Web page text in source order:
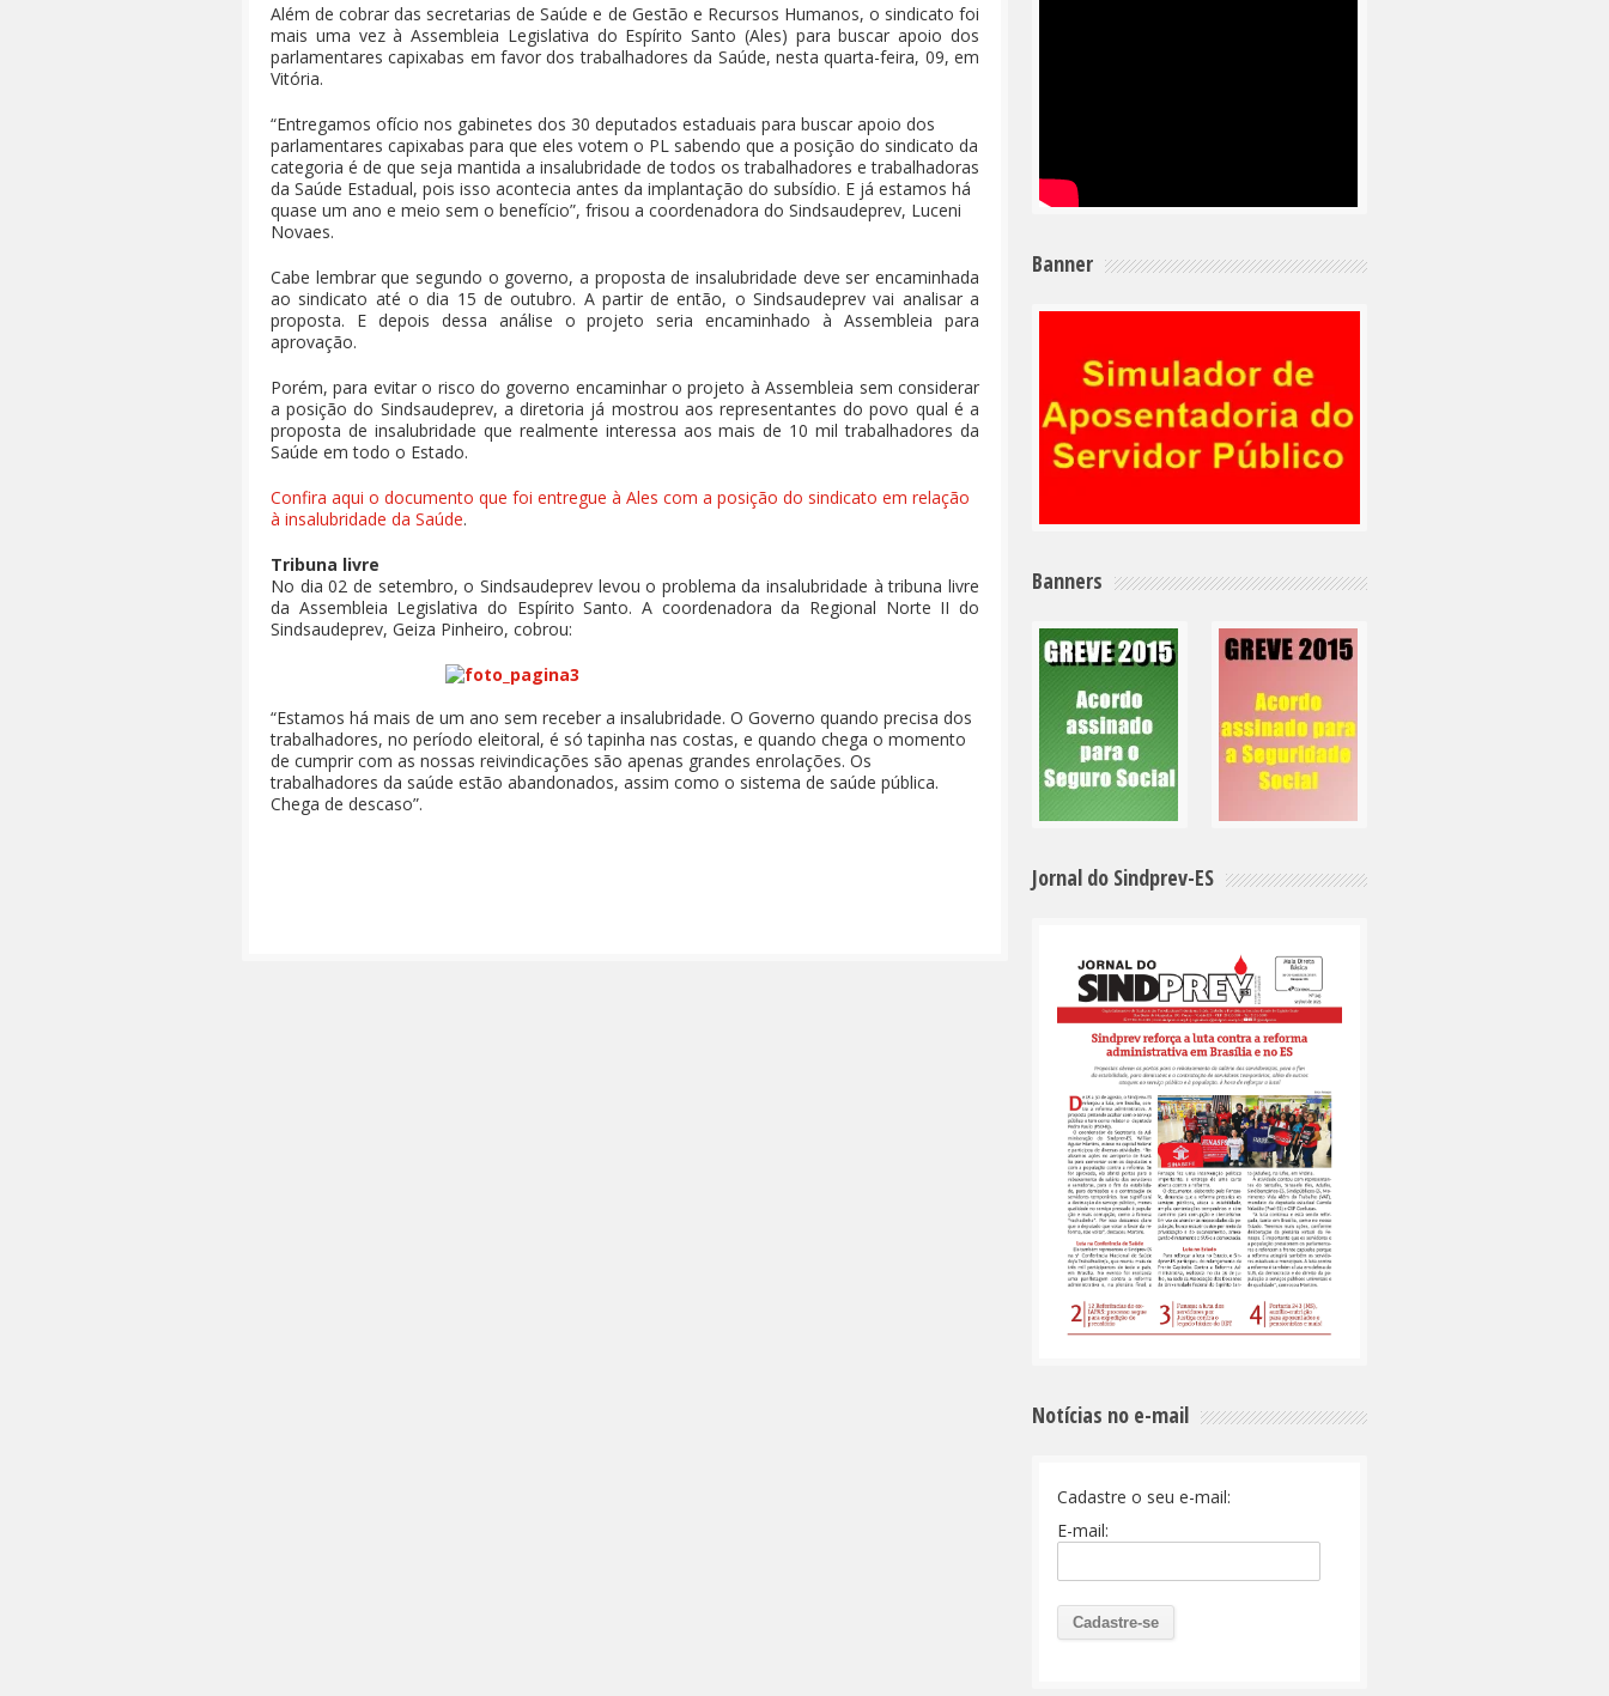
Além de cobrar das secretarias de Saúde e de Gestão e Recursos Humanos, o sindicato foi
mais uma vez à Assembleia Legislativa do Espírito Santo (Ales) para buscar apoio dos
parlamentares capixabas em favor dos trabalhadores da Saúde, nesta quarta-feira, 09, em
Vitória.
“Entregamos ofício nos gabinetes dos 30 deputados estaduais para buscar apoio dos
parlamentares capixabas para que eles votem o PL sabendo que a posição do sindicato da
categoria é de que seja mantida a insalubridade de todos os trabalhadores e trabalhadoras
da Saúde Estadual, pois isso acontecia antes da implantação do subsídio. E já estamos há
quase um ano e meio sem o benefício”, frisou a coordenadora do Sindsaudeprev, Luceni
Novaes.
Cabe lembrar que segundo o governo, a proposta de insalubridade deve ser encaminhada
ao sindicato até o dia 15 de outubro. A partir de então, o Sindsaudeprev vai analisar a
proposta. E depois dessa análise o projeto seria encaminhado à Assembleia para
aprovação.
Porém, para evitar o risco do governo encaminhar o projeto à Assembleia sem considerar
a posição do Sindsaudeprev, a diretoria já mostrou aos representantes do povo qual é a
proposta de insalubridade que realmente interessa aos mais de 10 mil trabalhadores da
Saúde em todo o Estado.
Confira aqui o documento que foi entregue à Ales com a posição do sindicato em relação
à insalubridade da Saúde.
Tribuna livre
No dia 02 de setembro, o Sindsaudeprev levou o problema da insalubridade à tribuna livre
da Assembleia Legislativa do Espírito Santo. A coordenadora da Regional Norte II do
Sindsaudeprev, Geiza Pinheiro, cobrou:
“Estamos há mais de um ano sem receber a insalubridade. O Governo quando precisa dos
trabalhadores, no período eleitoral, é só tapinha nas costas, e quando chega o momento
de cumprir com as nossas reivindicações são apenas grandes enrolações. Os
trabalhadores da saúde estão abandonados, assim como o sistema de saúde pública.
Chega de descaso”.
Banner
Banners
Jornal do Sindprev-ES
Notícias no e-mail
Cadastre o seu e-mail:
E-mail: